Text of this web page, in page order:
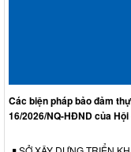
Các biện pháp bảo đảm
16/2026/NQ-HĐND của